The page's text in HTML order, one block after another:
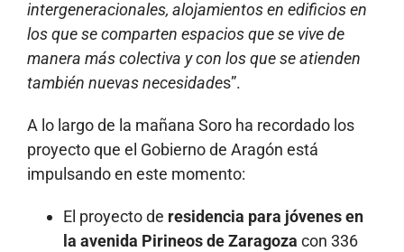
intergeneracionales, alojamientos en edificios en
los que se comparten espacios que se vive de
manera más colectiva y con los que se atienden
también nuevas necesidades”.
A lo largo de la mañana Soro ha recordado los
proyecto que el Gobierno de Aragón está
impulsando en este momento:
El proyecto de residencia para jóvenes en
la avenida Pirineos de Zaragoza con 336